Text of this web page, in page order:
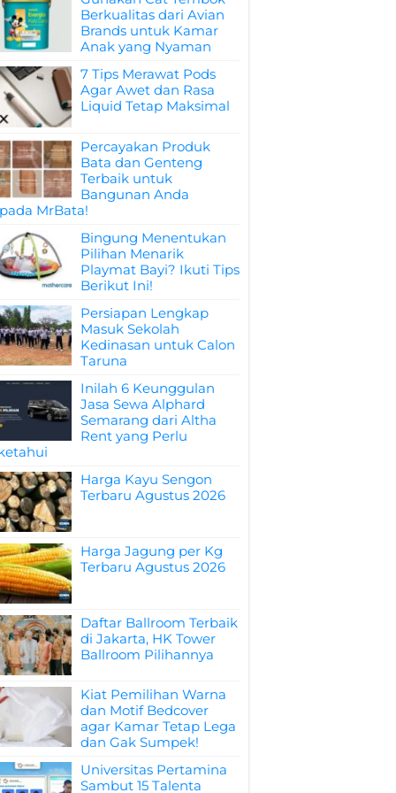
Berkualitas dari Avian
Brands untuk Kamar
Anak yang Nyaman
7 Tips Merawat Pods
Agar Awet dan Rasa
Liquid Tetap Maksimal
Percayakan Produk
Bata dan Genteng
Terbaik untuk
Bangunan Anda
MrBata!
Bingung Menentukan
Pilihan Menarik
Playmat Bayi? Ikuti Tips
Berikut Ini!
Persiapan Lengkap
Masuk Sekolah
Kedinasan untuk Calon
Taruna
Inilah 6 Keunggulan
Jasa Sewa Alphard
Semarang dari Altha
Rent yang Perlu
Harga Kayu Sengon
Terbaru Agustus 2026
Harga Jagung per Kg
Terbaru Agustus 2026
Daftar Ballroom Terbaik
di Jakarta, HK Tower
Ballroom Pilihannya
Kiat Pemilihan Warna
dan Motif Bedcover
agar Kamar Tetap Lega
dan Gak Sumpek!
Universitas Pertamina
Sambut 15 Talenta